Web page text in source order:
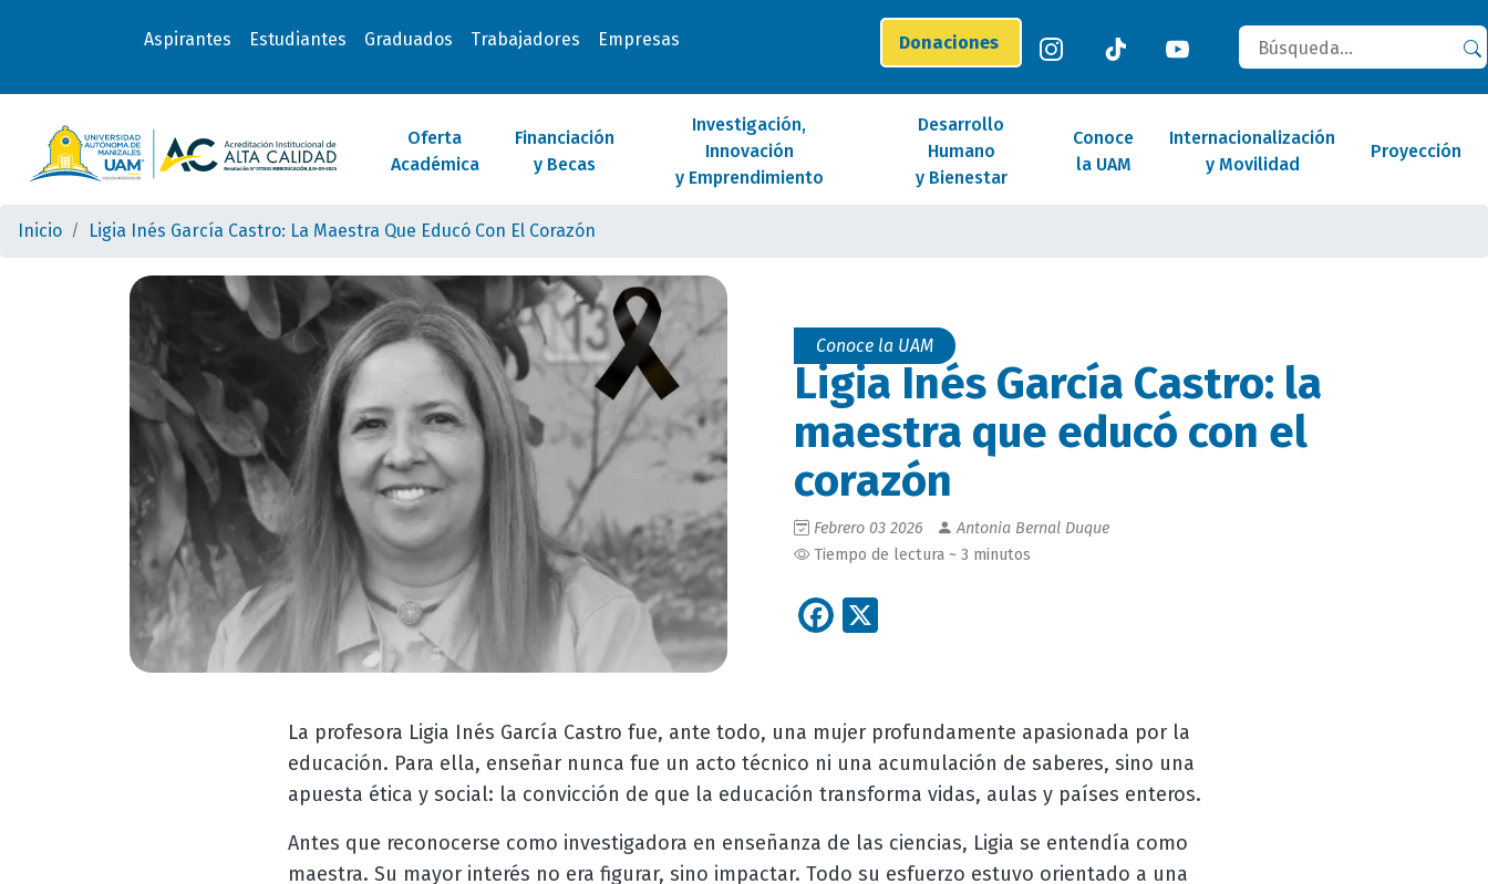
Aspirantes Estudiantes Graduados Trabajadores Empresas Donaciones
Buscar
Oferta
Académica
Financiación
y Becas
Investigación,
Innovación
y Emprendimiento
Desarrollo
Humano
y Bienestar
Conoce
la UAM
Internacionalización
y Movilidad
Proyección
Inicio Ligia Inés García Castro: La Maestra Que Educó Con El Corazón
Conoce la UAM
Ligia Inés García Castro: la
maestra que educó con el
corazón
Febrero 03 2026
Antonia Bernal Duque
Tiempo de lectura ~ 3 minutos
Facebook
La profesora Ligia Inés García Castro fue, ante todo, una mujer profundamente apasionada por la
educación. Para ella, enseñar nunca fue un acto técnico ni una acumulación de saberes, sino una
apuesta ética y social: la convicción de que la educación transforma vidas, aulas y países enteros.
Antes que reconocerse como investigadora en enseñanza de las ciencias, Ligia se entendía como
maestra. Su mayor interés no era figurar, sino impactar. Todo su esfuerzo estuvo orientado a una